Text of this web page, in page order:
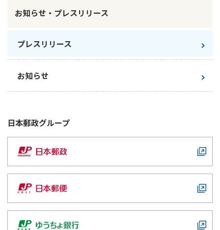
入院保険金・手術保険金のご請求
お手続き一覧
きっかけ・できごとから探す
マイページでできること
新規登録
ログイン
終身保険
保険の探し方のポイント
保険かんたん診断
これからのライフイベントでかかる費用とは？
ちら
法人のお客さま向け商品一覧
目的から探す
お役立ち情報
かんぽ生命の団体取扱い
お問い合わせ先
保険
お金
子育て
ライフプラン
ご挨拶
経営理念・経営戦略
会社概要
財務情報
株主・投資家のみなさまへ
日本郵政グループとしての取り組み
採用情報
お問い合わせ
サステナビリティ
株主・投資家のみなさまへ
採用情報
English
お知らせ・プレスリリース
プレスリリース
お知らせ
日本郵政グループ